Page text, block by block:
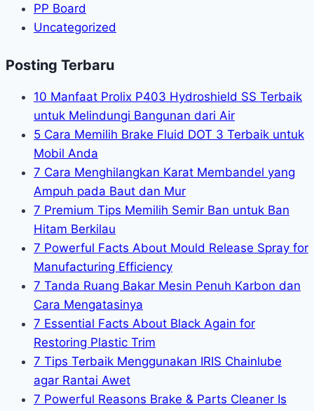
PP Board
Uncategorized
Posting Terbaru
10 Manfaat Prolix P403 Hydroshield SS Terbaik
untuk Melindungi Bangunan dari Air
5 Cara Memilih Brake Fluid DOT 3 Terbaik untuk
Mobil Anda
7 Cara Menghilangkan Karat Membandel yang
Ampuh pada Baut dan Mur
7 Premium Tips Memilih Semir Ban untuk Ban
Hitam Berkilau
7 Powerful Facts About Mould Release Spray for
Manufacturing Efficiency
7 Tanda Ruang Bakar Mesin Penuh Karbon dan
Cara Mengatasinya
7 Essential Facts About Black Again for
Restoring Plastic Trim
7 Tips Terbaik Menggunakan IRIS Chainlube
agar Rantai Awet
7 Powerful Reasons Brake & Parts Cleaner Is